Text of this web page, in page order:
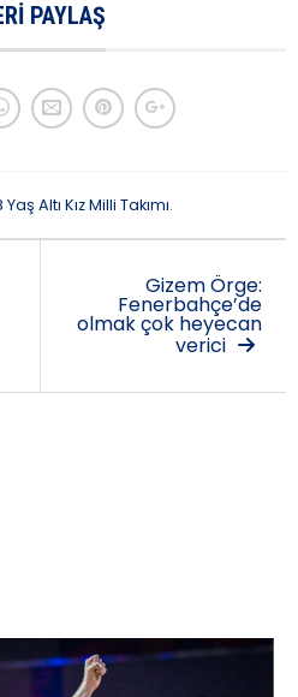
PAYLAŞ
Yaş Altı Kız Milli Takımı.
Gizem Örge:
Fenerbahçe’de
olmak çok heyecan
verici